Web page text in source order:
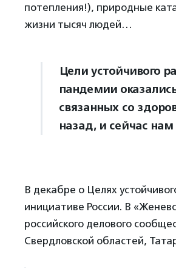
потепления!), природные
жизни тысяч людей…
Цели устойчивого
пандемии
связанных со
назад, и сейчас
В декабре о Целях
инициативе России. В
российского делового
Свердловской областей,